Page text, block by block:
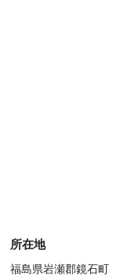
所在地
福島県岩瀬郡鏡石町